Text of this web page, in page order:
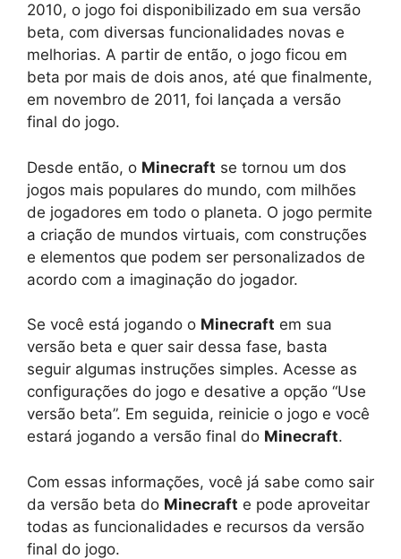
2010, o jogo foi disponibilizado em sua versão
beta, com diversas funcionalidades novas e
melhorias. A partir de então, o jogo ficou em
beta por mais de dois anos, até que finalmente,
em novembro de 2011, foi lançada a versão
final do jogo.
Desde então, o Minecraft se tornou um dos
jogos mais populares do mundo, com milhões
de jogadores em todo o planeta. O jogo permite
a criação de mundos virtuais, com construções
e elementos que podem ser personalizados de
acordo com a imaginação do jogador.
Se você está jogando o Minecraft em sua
versão beta e quer sair dessa fase, basta
seguir algumas instruções simples. Acesse as
configurações do jogo e desative a opção “Use
versão beta”. Em seguida, reinicie o jogo e você
estará jogando a versão final do Minecraft.
Com essas informações, você já sabe como sair
da versão beta do Minecraft e pode aproveitar
todas as funcionalidades e recursos da versão
final do jogo.